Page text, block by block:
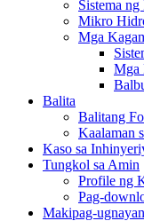
Sistema
Mikro
Mga
Mga
Balita
Balitang
Kaalaman
Kaso sa
Tungkol sa Amin
Profile ng
Pag-
Makipag-